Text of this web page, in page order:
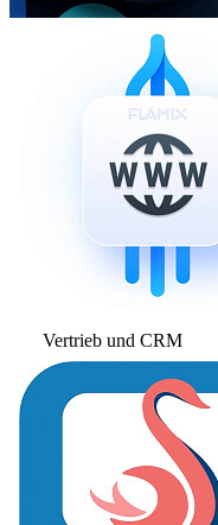
Vertrieb und CRM